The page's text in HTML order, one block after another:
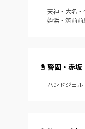
天神・大名・
姪浜・筑前
警固・赤坂
ハンドジェル